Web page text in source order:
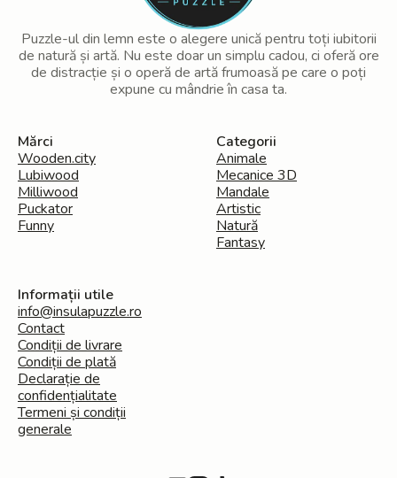
Puzzle-ul din lemn este o alegere unică pentru toți iubitorii
de natură și artă. Nu este doar un simplu cadou, ci oferă ore
de distracție și o operă de artă frumoasă pe care o poți
expune cu mândrie în casa ta.
Mărci
Wooden.city
Lubiwood
Milliwood
Puckator
Funny
Categorii
Animale
Mecanice 3D
Mandale
Artistic
Natură
Fantasy
Informații utile
info@insulapuzzle.ro
Contact
Condiții de livrare
Condiții de plată
Declarație de
confidențialitate
Termeni și condiții
generale